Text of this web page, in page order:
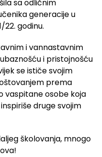
sa odličnim
generacije u
22. godinu.
i vannastavnim
i pristojnošću
se ističe svojim
prema
vaspitane osobe koja
druge svojim
školovanja, mnogo